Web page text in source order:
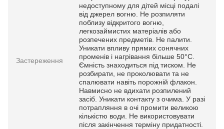
Застереження
недоступному для дітей місці подалі
від джерел вогню. Не розпиляти
поблизу відкритого вогню,
легкозаймистих матеріалів або
розпечених предметів. Не палити.
Уникати впливу прямих сонячних
променів і нагрівання більше 50°C.
Ємність знаходиться під тиском. Не
розбирати, не проколювати та не
спалювати навіть порожній флакон.
Навмисно не вдихати розпилений
засіб. Уникати контакту з очима. У разі
потрапляння в очі промити великою
кількістю води. Не використовувати
після закінчення терміну придатності.